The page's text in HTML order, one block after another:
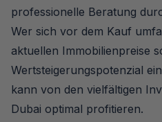
professionelle Beratung
Wer sich vor dem Kauf
aktuellen Immobilienpreise
Wertsteigerungspotenzial
kann von den vielfältigen
Dubai optimal profitieren.